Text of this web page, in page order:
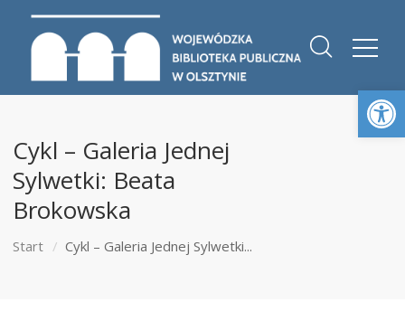
Cykl – Galeria Jednej
Sylwetki: Beata
Brokowska
Start Cykl – Galeria Jednej Sylwetki...